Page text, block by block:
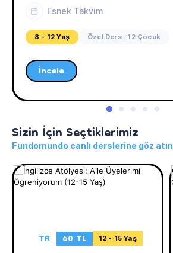
Esnek Takvim
8 - 12 Yaş Özel Ders : 12 Çocuk
İncele
Sizin İçin Seçtiklerimiz
Fundomundo canlı derslerine göz atın
TR 60 TL 12 - 15 Yaş